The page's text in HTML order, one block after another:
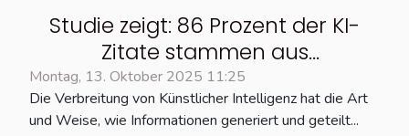
Studie zeigt: 86 Prozent der KI-
Zitate stammen aus
markenkontrollierten Kanälen
Montag, 13. Oktober 2025 11:25
Die Verbreitung von Künstlicher Intelligenz hat die Art
und Weise, wie Informationen generiert und geteilt...